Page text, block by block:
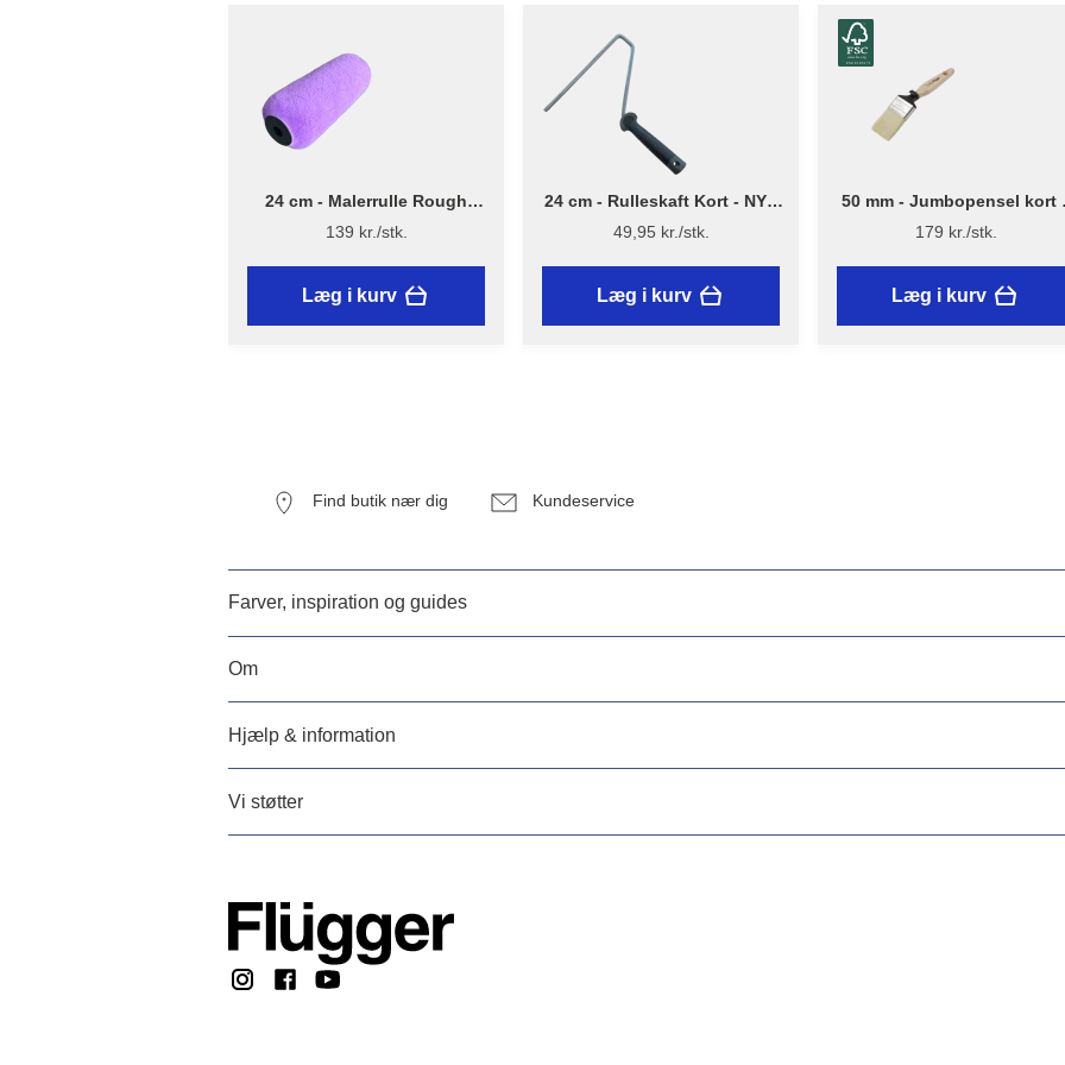
24 cm - Malerrulle Rough
Quick – Flügger Excellence
139 kr./stk.
Læg i kurv
24 cm - Rulleskaft Kort - NYT
DESIGN - Flügger
49,95 kr./stk.
Læg i kurv
50 mm - Jumbopensel kort
Flügger Excellence Series
179 kr./stk.
Læg i kurv
Find butik nær dig Kundeservice
Farver, inspiration og guides
Om
Hjælp & information
Vi støtter